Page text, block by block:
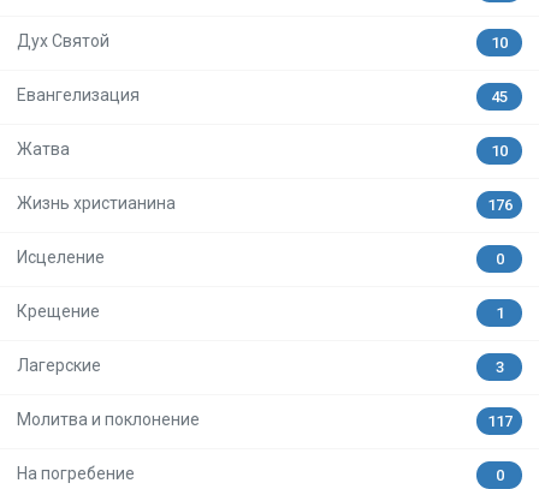
Дух Святой 10
Евангелизация 45
Жатва 10
Жизнь христианина 176
Исцеление 0
Крещение 1
Лагерские 3
Молитва и поклонение 117
На погребение 0